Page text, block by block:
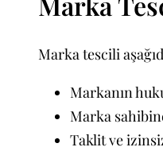
Marka tescili
Markanın
Marka
Taklit ve